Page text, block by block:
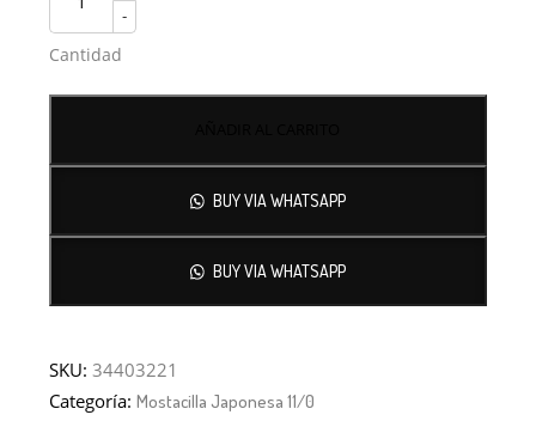
-
Cantidad
BUY VIA WHATSAPP
BUY VIA WHATSAPP
SKU:34403221
Categoría:Mostacilla Japonesa 11/0